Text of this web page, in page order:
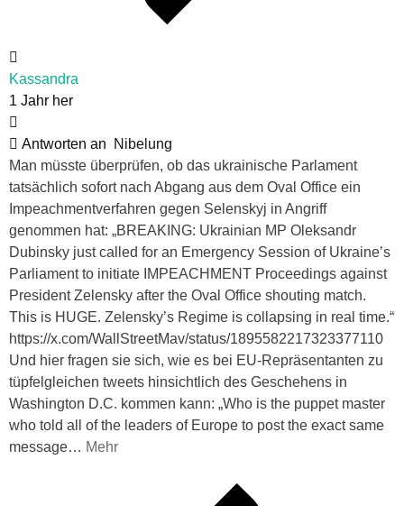
Kassandra
1 Jahr her
Antworten an
Nibelung
Man müsste überprüfen, ob das ukrainische Parlament
tatsächlich sofort nach Abgang aus dem Oval Office ein
Impeachmentverfahren gegen Selenskyj in Angriff
genommen hat: „BREAKING: Ukrainian MP Oleksandr
Dubinsky just called for an Emergency Session of Ukraine’s
Parliament to initiate IMPEACHMENT Proceedings against
President Zelensky after the Oval Office shouting match.
This is HUGE. Zelensky’s Regime is collapsing in real time.“
https://x.com/WallStreetMav/status/1895582217323377110
Und hier fragen sie sich, wie es bei EU-Repräsentanten zu
tüpfelgleichen tweets hinsichtlich des Geschehens in
Washington D.C. kommen kann: „Who is the puppet master
who told all of the leaders of Europe to post the exact same
message… Mehr